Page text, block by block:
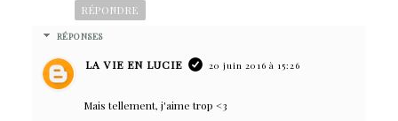
RÉPONDRE
RÉPONSES
LA VIE EN LUCIE 20 juin 2016 à 15:26
Mais tellement, j'aime trop <3